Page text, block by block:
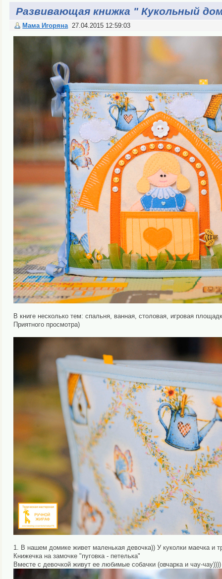
Развивающая книжка " Кукольный
Мама Игоряна 27.04.2015 12:59:03
В книге несколько тем: спальня, ванная, столовая, игровая
Приятного просмотра)
1. В нашем домике живет маленькая девочка)) У куколки маечка и
Книжечка на замочке "пуговка - петелька"
Вместе с девочкой живут ее любимые собачки (овчарка и чау-